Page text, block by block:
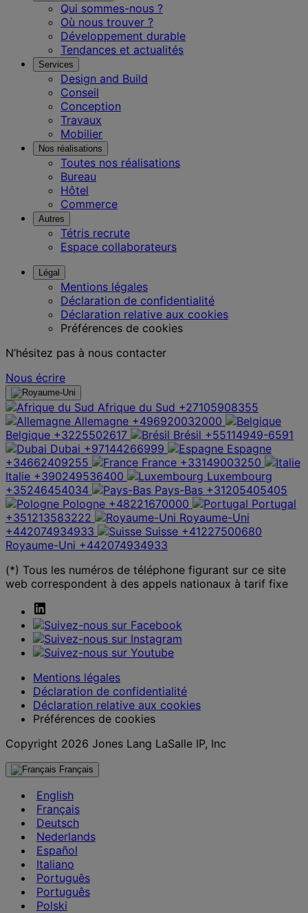
Qui sommes-nous ?
Où nous trouver ?
Développement durable
Tendances et actualités
Services
Design and Build
Conseil
Conception
Travaux
Mobilier
Nos réalisations
Toutes nos réalisations
Bureau
Hôtel
Commerce
Autres
Tétris recrute
Espace collaborateurs
Légal
Mentions légales
Déclaration de confidentialité
Déclaration relative aux cookies
Préférences de cookies
N’hésitez pas à nous contacter
Nous écrire
Afrique du Sud +27105908355
Allemagne +496920032000
Belgique +3225502617 Brésil +55114949-6591
Dubai +97144266999
Espagne
+34662409255
France +33149003250
Italie +390249536400
Luxembourg
+35246454034
Pays-Bas +31205405405
Pologne +48221670000
Portugal
+351213583222
Royaume-Uni
+442074934933
Suisse +41227500680
Royaume-Uni +442074934933
(*) Tous les numéros de téléphone figurant sur ce site
web correspondent à des appels nationaux à tarif fixe
Mentions légales
Déclaration de confidentialité
Déclaration relative aux cookies
Préférences de cookies
Copyright 2026 Jones Lang LaSalle IP, Inc
Français
English
Français
Deutsch
Nederlands
Español
Italiano
Português
Português
Polski